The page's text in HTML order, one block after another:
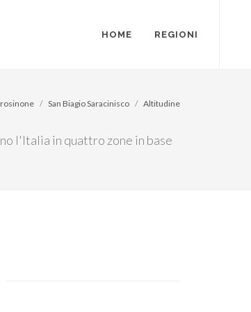
HOME REGIONI
l'Italia in quattro zone in base
San Biagio Saracinisco Altitudine